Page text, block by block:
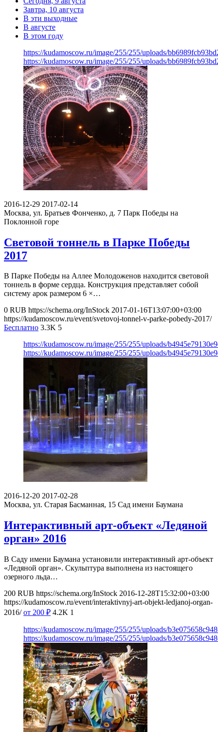
Завтра, 10 августа
В эти выходные
В августе
В этом году
https://kudamoscow.ru/image/255/255/uploads/
https://kudamoscow.ru/image/255/255/uploads/
2016-12-29 2017-02-14
Москва, ул. Братьев Фонченко, д. 7 Парк Победы на
Поклонной горе
Световой тоннель в Парке Победы
2017
В Парке Победы на Аллее Молодоженов находится световой
тоннель в форме сердца. Конструкция представляет собой
систему арок размером 6 ×…
0 RUB https://schema.org/InStock 2017-01-16T13:07:00+03:00
https://kudamoscow.ru/event/svetovoj-tonnel-v-parke-pobedy-2017/
Бесплатно 3.3K 5
https://kudamoscow.ru/image/255/255/uploads/
https://kudamoscow.ru/image/255/255/uploads/
2016-12-20 2017-02-28
Москва, ул. Старая Басманная, 15 Сад имени Баумана
Интерактивный арт-объект «Ледяной
орган» 2016
В Саду имени Баумана установили интерактивный арт-объект
«Ледяной орган». Скульптура выполнена из настоящего
озерного льда…
200 RUB https://schema.org/InStock 2016-12-28T15:32:00+03:00
https://kudamoscow.ru/event/interaktivnyj-art-objekt-ledjanoj-organ-
2016/ от 200 ₽ 4.2K 1
https://kudamoscow.ru/image/255/255/uploads/
https://kudamoscow.ru/image/255/255/uploads/